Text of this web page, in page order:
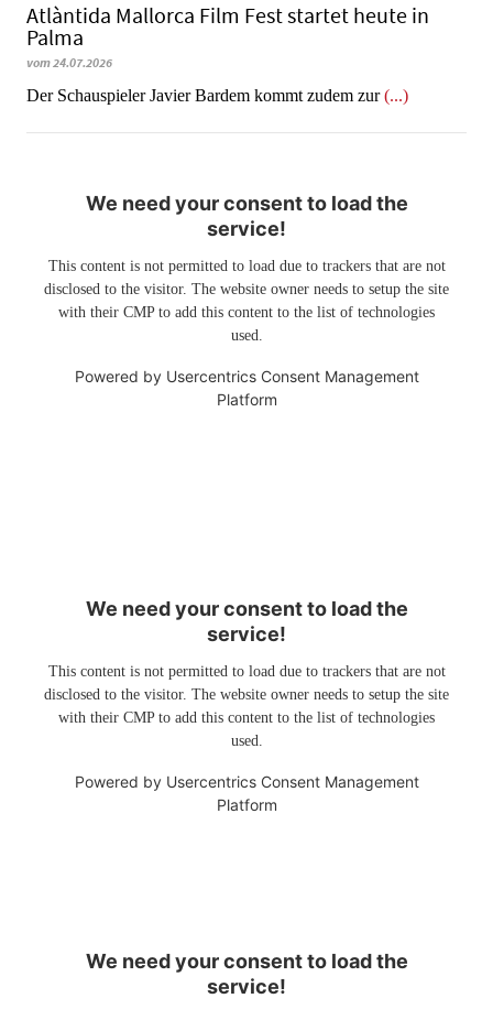
Atlàntida Mallorca Film Fest startet heute in
Palma
vom 24.07.2026
Der Schauspieler Javier Bardem kommt zudem zur(...)
We need your consent to load the
service!
This content is not permitted to load due to trackers that are not
disclosed to the visitor. The website owner needs to setup the site
with their CMP to add this content to the list of technologies
used.
Powered by Usercentrics Consent Management
Platform
We need your consent to load the
service!
This content is not permitted to load due to trackers that are not
disclosed to the visitor. The website owner needs to setup the site
with their CMP to add this content to the list of technologies
used.
Powered by Usercentrics Consent Management
Platform
We need your consent to load the
service!